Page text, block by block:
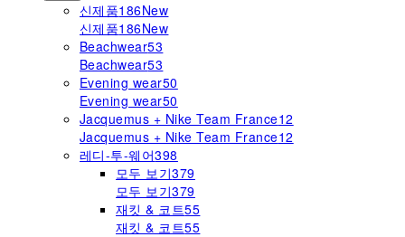
신제품186New
신제품186New
Beachwear53
Beachwear53
Evening wear50
Evening wear50
Jacquemus + Nike Team France12
Jacquemus + Nike Team France12
레디-투-웨어398
모두 보기379
모두 보기379
재킷 & 코트55
재킷 & 코트55